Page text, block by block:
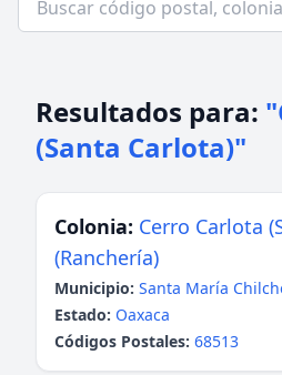
Resultados para:
(Santa Carlota)"
Colonia: Cerro Carlota
(Ranchería)
Municipio: Santa María
Estado: Oaxaca
Códigos Postales: 68513